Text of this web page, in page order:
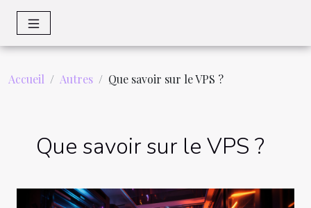
Accueil Autres Que savoir sur le VPS ?
Que savoir sur le VPS ?